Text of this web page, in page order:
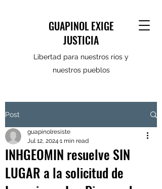
GUAPINOL EXIGE
JUSTICIA
Libertad para nuestros ríos y
nuestros pueblos
Post
INHGEOMIN resuelve SIN
LUGAR a la solicitud de
guapinolresiste
Jul 12, 2024 1 min read